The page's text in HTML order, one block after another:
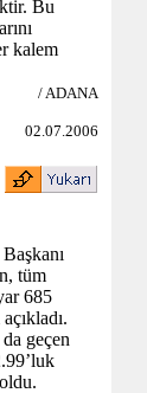
Bu
kalem
/ ADANA
02.07.2006
tüm
685
geçen